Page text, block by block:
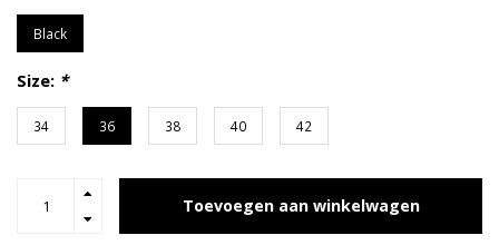
Black
Size: *
34 36 38 40 42
Toevoegen aan winkelwagen